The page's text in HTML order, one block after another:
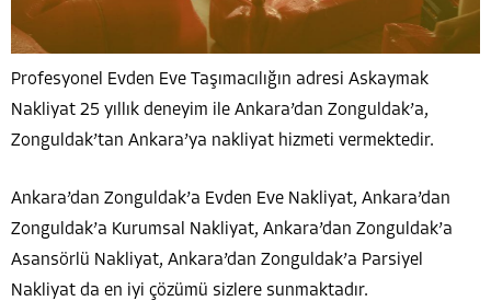
Profesyonel Evden Eve Taşımacılığın adresi Askaymak
Nakliyat 25 yıllık deneyim ile Ankara’dan Zonguldak’a,
Zonguldak’tan Ankara’ya nakliyat hizmeti vermektedir.
Ankara’dan Zonguldak’a Evden Eve Nakliyat, Ankara’dan
Zonguldak’a Kurumsal Nakliyat, Ankara’dan Zonguldak’a
Asansörlü Nakliyat, Ankara’dan Zonguldak’a Parsiyel
Nakliyat da en iyi çözümü sizlere sunmaktadır.